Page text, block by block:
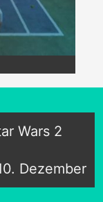
Wars 2
Dezember